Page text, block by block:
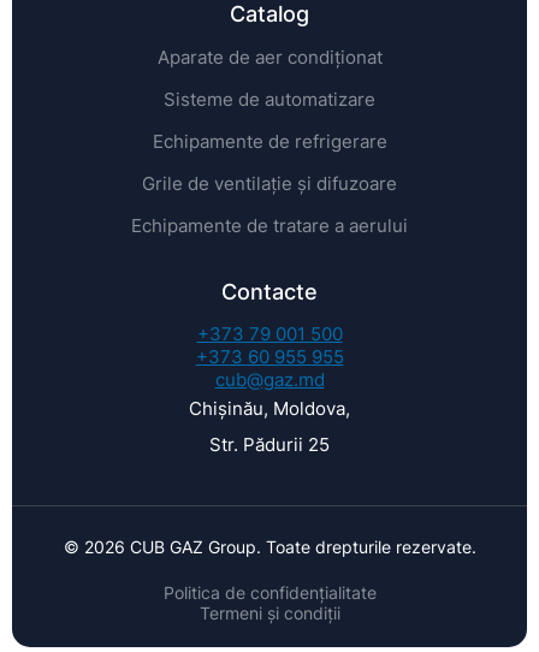
Catalog
Aparate de aer condiționat
Sisteme de automatizare
Echipamente de refrigerare
Grile de ventilație și difuzoare
Echipamente de tratare a aerului
Contacte
+373 79 001 500
+373 60 955 955
cub@gaz.md
Chișinău, Moldova,
Str. Pădurii 25
© 2026 CUB GAZ Group. Toate drepturile rezervate.
Politica de confidențialitate
Termeni și condiții